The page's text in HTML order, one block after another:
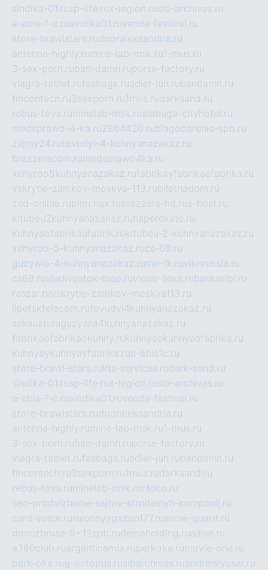
sindika-01.rusp-life.rux-legion.rusib-archives.ru
e-abis-1-c.rusindika01.ruvenda-festival.ru
store-brawlstars.rudooraleksandria.ru
antenna-highly.ru mine-lab-msk.ru1-mus.ru
3-sex-porn.ruban-damn.rupurse-factory.ru
viagra-tablet.rufasbags.ruadler-jun.rubandamn.ru
fincontech.ru3sexporn.ru1mus.rudarksand.ru
rebus-toys.ru minelab-msk.rualabuga-cityhotel.ru
medsprawo-4-ka.ru2864420.rublagodarenie-spb.ru
zajmy24.rutovudyi-4-kuhnyanazakaz.ru
brazzerscom.ru medsprawo4ka.ru
xehyroo5kuhnyanazakaz.rufabrikayfabrikaefabrika.ru
vskrytie-zamkov-moskva-113.rubiletnadom.ru
zed-online.rupimchax.rubrazzers-hd.ruz-host.ru
kitubeu2kuhnyanazakaz.ru naperekate.ru
kuhnyaofabrikaufabrik.rukitubeu-2-kuhnyanazakaz.ru
xehyroo-5-kuhnyanazakaz.rucs-68.ru
guzywia-4-kuhnyanazakaz.ru mir-tk.ruvlknrussia.ru
cs68.ruvladivostok-map.ruvideo-seks.rubankaribi.ru
raszar.ruvskrytie-zamkov-moskva113.ru
lipetsktelecom.rutovudyi4kuhnyanazakaz.ru
seksuzb.ruguzywia4kuhnyanazakaz.ru
fabrikaofabrikaokuhny.rukuhnyaekuhnyaafabrika.ru
kuhnyaykuhnyayfabrika.rue-abis1c.ru
store-brawl-stars.rukts-services.rudark-sand.ru
sindika-01.rusp-life.rux-legion.rusib-archives.ru
e-abis-1-c.rusindika01.ruvenda-festival.ru
store-brawlstars.rudooraleksandria.ru
antenna-highly.ru mine-lab-msk.ru1-mus.ru
3-sex-porn.ruban-damn.rupurse-factory.ru
viagra-tablet.rufasbags.ruadler-jun.rubandamn.ru
fincontech.ru3sexporn.ru1mus.rudarksand.ru
rebus-toys.ru minelab-msk.ru rtdco.ru
seo-prodvizhenie-sajtov-stroitelnyh-kompanij.ru
card-voice.ru rulonnyygazon177.rusnow-guard.ru
domizbrusa-9x12spb.rudemaholding.ruaalse.ru
a380club.ruargentinamia.ruperkoka.ru movie-one.ru
perk-oka.rug-octopus.rusibarchives.ruandreislyusar.ru